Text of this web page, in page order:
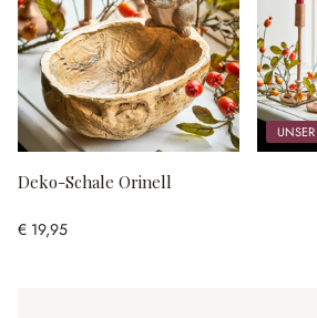
Deko-Schale Orinell
€ 19,95
UNSER